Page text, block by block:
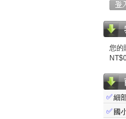
您的
✅細
✅ 國